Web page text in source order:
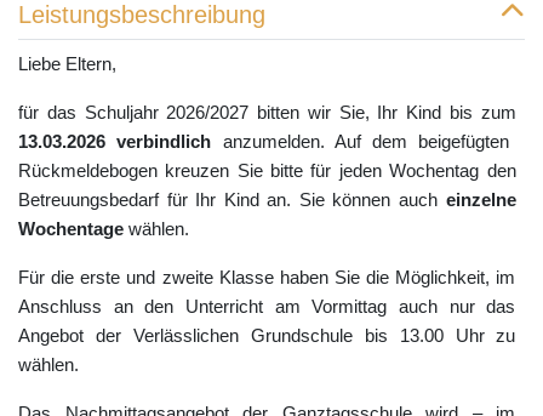
Leistungsbeschreibung
Liebe Eltern,
für das Schuljahr 2026/2027 bitten wir Sie, Ihr Kind bis zum
13.03.2026 verbindlich anzumelden. Auf dem
beigefügten
Rückmeldebogen kreuzen Sie bitte für jeden Wochentag den
Betreuungsbedarf für Ihr Kind an. Sie können auch einzelne
Wochentage wählen.
Für die erste und zweite Klasse haben Sie die Möglichkeit, im
Anschluss an den Unterricht am Vormittag auch nur das
Angebot der Verlässlichen Grundschule bis 13.00 Uhr zu
wählen.